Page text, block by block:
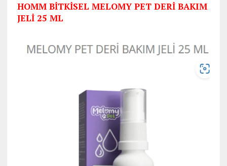
HOMM BİTKİSEL MELOMY PET DERİ BAKIM
JELİ 25 ML